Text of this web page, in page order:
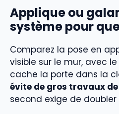
Applique ou
système pour
Comparez la pose en
visible sur le mur, avec
cache la porte dans la
évite de gros travaux
second exige de